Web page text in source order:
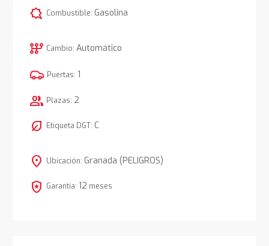
comic_bubble Combustible: Gasolina
auto_transmission Cambio: Automático
Puertas: 1
group Plazas: 2
nest_eco_leaf Etiqueta DGT: C
location_on Ubicación: Granada (PELIGROS)
local_police Garantía: 12 meses